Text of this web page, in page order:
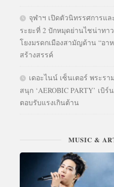
จุฬาฯ เปิดตัวนิทรรศการแล
ระยะที่ 2 ปักหมุดย่านไชน่าทา
โยงมรดกเมืองสามัญด้าน “อา
สร้างสรรค์
เดอะไนน์ เซ็นเตอร์ พระร
สนุก ‘AEROBIC PARTY’ เ
ตอบรับแรงเกินต้าน
MUSIC &